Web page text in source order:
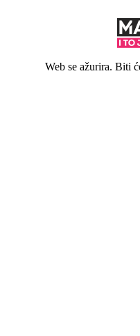
Web se ažurira. Biti